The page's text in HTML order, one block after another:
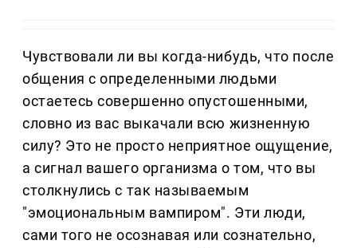
Чувствовали ли вы когда-нибудь, что после
общения с определенными людьми
остаетесь совершенно опустошенными,
словно из вас выкачали всю жизненную
силу? Это не просто неприятное ощущение,
а сигнал вашего организма о том, что вы
столкнулись с так называемым
"эмоциональным вампиром". Эти люди,
сами того не осознавая или сознательно,